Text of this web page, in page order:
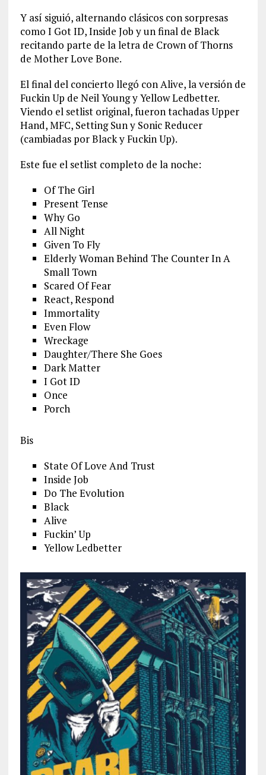
Y así siguió, alternando clásicos con sorpresas
como I Got ID, Inside Job y un final de Black
recitando parte de la letra de Crown of Thorns
de Mother Love Bone.
El final del concierto llegó con Alive, la versión de
Fuckin Up de Neil Young y Yellow Ledbetter.
Viendo el setlist original, fueron tachadas Upper
Hand, MFC, Setting Sun y Sonic Reducer
(cambiadas por Black y Fuckin Up).
Este fue el setlist completo de la noche:
Of The Girl
Present Tense
Why Go
All Night
Given To Fly
Elderly Woman Behind The Counter In A
Small Town
Scared Of Fear
React, Respond
Immortality
Even Flow
Wreckage
Daughter/There She Goes
Dark Matter
I Got ID
Once
Porch
Bis
State Of Love And Trust
Inside Job
Do The Evolution
Black
Alive
Fuckin’ Up
Yellow Ledbetter